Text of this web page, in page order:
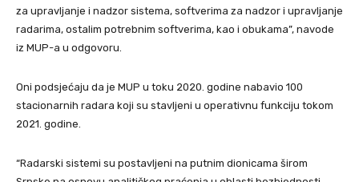
za upravljanje i nadzor sistema, softverima za nadzor i upravljanje
radarima, ostalim potrebnim softverima, kao i obukama”, navode
iz MUP-a u odgovoru.
Oni podsjećaju da je MUP u toku 2020. godine nabavio 100
stacionarnih radara koji su stavljeni u operativnu funkciju tokom
2021. godine.
“Radarski sistemi su postavljeni na putnim dionicama širom